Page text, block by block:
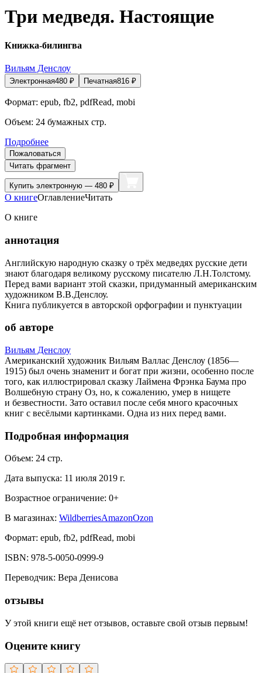
Три медведя. Настоящие
Книжка-билингва
Вильям Денcлоу
Электронная480 ₽ Печатная816 ₽
Формат: epub, fb2, pdfRead, mobi
Объем: 24 бумажных стр.
Подробнее
Пожаловаться
Читать фрагмент
Купить электронную — 480 ₽
О книгеОглавлениеЧитать
О книге
аннотация
Английскую народную сказку о трёх медведях русские дети
знают благодаря великому русскому писателю Л.Н.Толстому.
Перед вами вариант этой сказки, придуманный американским
художником В.В.Денслоу.
Книга публикуется в авторской орфографии и пунктуации
об авторе
Вильям Денcлоу
Американский художник Вильям Валлас Денслоу (1856—
1915) был очень знаменит и богат при жизни, особенно после
того, как иллюстрировал сказку Лаймена Фрэнка Баума про
Волшебную страну Оз, но, к сожалению, умер в нищете
и безвестности. Зато оставил после себя много красочных
книг с весёлыми картинками. Одна из них перед вами.
Подробная информация
Объем: 24 стр.
Дата выпуска: 11 июля 2019 г.
Возрастное ограничение: 0+
В магазинах: WildberriesAmazonOzon
Формат: epub, fb2, pdfRead, mobi
ISBN: 978-5-0050-0999-9
Переводчик: Вера Денисова
отзывы
У этой книги ещё нет отзывов, оставьте свой отзыв первым!
Оцените книгу